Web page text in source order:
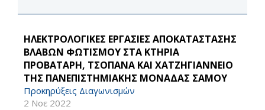
ΗΛΕΚΤΡΟΛΟΓΙΚΕΣ ΕΡΓΑΣΙΕΣ ΑΠΟΚΑΤΑΣΤΑΣΗΣ
ΒΛΑΒΩΝ ΦΩΤΙΣΜΟΥ ΣΤΑ ΚΤΗΡΙΑ
ΠΡΟΒΑΤΑΡΗ, ΤΣΟΠΑΝΑ ΚΑΙ ΧΑΤΖΗΓΙΑΝΝΕΙΟ
ΤΗΣ ΠΑΝΕΠΙΣΤΗΜΙΑΚΗΣ ΜΟΝΑΔΑΣ ΣΑΜΟΥ
Προκηρύξεις Διαγωνισμών
2 Νοε 2022